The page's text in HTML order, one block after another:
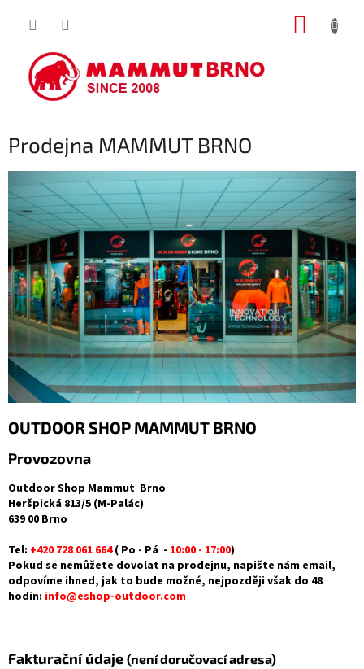
Prodejna MAMMUT BRNO
OUTDOOR SHOP MAMMUT BRNO
Provozovna
Outdoor Shop Mammut Brno
Heršpická 813/5 (M-Palác)
639 00 Brno
Tel: +420 728 061 664( Po - Pá - 10:00 - 17:00)
Pokud se nemůžete dovolat na prodejnu, napište nám email,
odpovíme ihned, jak to bude možné, nejpozději však do 48
hodin: info@eshop-outdoor.com
Fakturační údaje (není doručovací adresa)